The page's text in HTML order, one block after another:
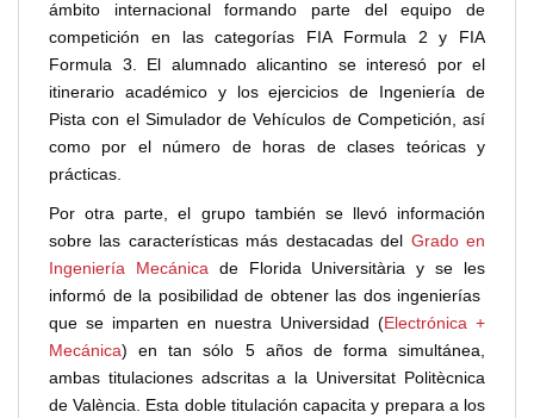
ámbito internacional formando parte del equipo de
competición en las categorías FIA Formula 2 y FIA
Formula 3. El alumnado alicantino se interesó por el
itinerario académico y los ejercicios de Ingeniería de
Pista con el Simulador de Vehículos de Competición, así
como por el número de horas de clases teóricas y
prácticas.
Por otra parte, el grupo también se llevó información
sobre las características más destacadas del Grado en
Ingeniería Mecánicade Florida Universitària y se les
informó de la posibilidad de obtener las dos ingenierías
que se imparten en nuestra Universidad (Electrónica +
Mecánica) en tan sólo 5 años de forma simultánea,
ambas titulaciones adscritas a la Universitat Politècnica
de València. Esta doble titulación capacita y prepara a los